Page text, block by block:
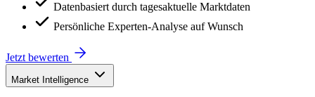
Datenbasiert durch tagesaktuelle Marktdaten
Persönliche Experten-Analyse auf Wunsch
Jetzt bewerten
Market Intelligence